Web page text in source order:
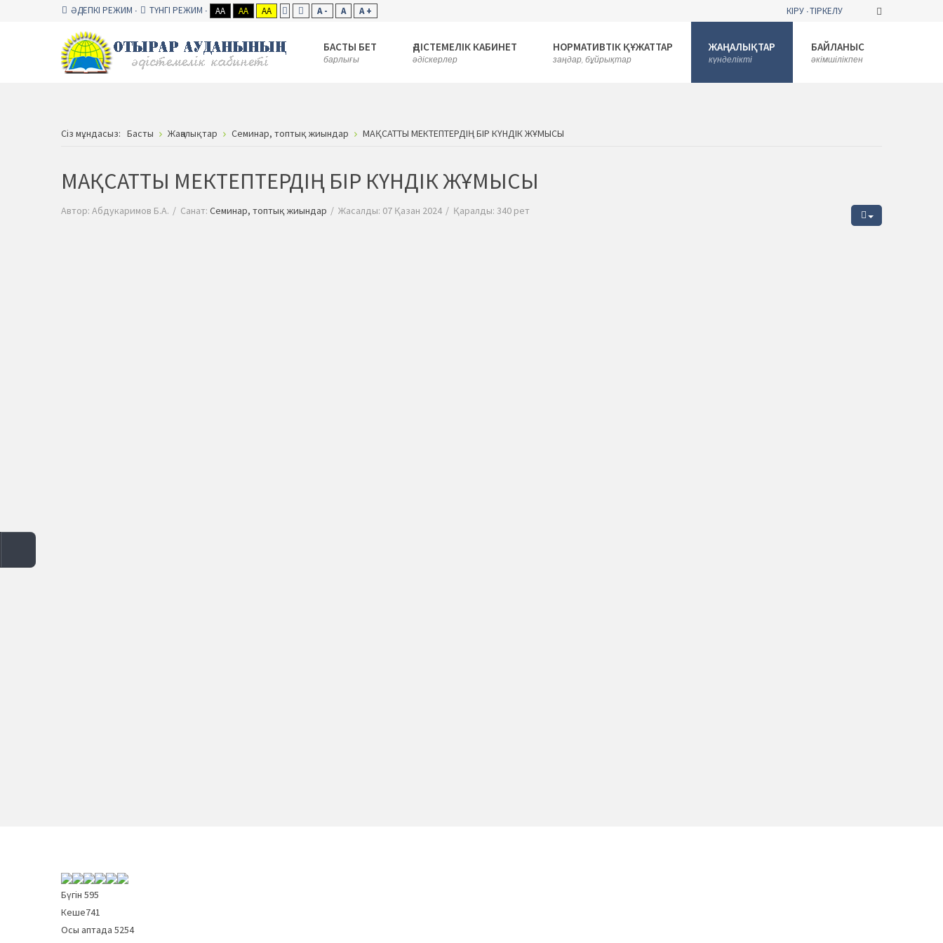
ӘДЕПКІ РЕЖИМ ТҮНГІ РЕЖИМ AA AA AA A - A A + КІРУ ТІРКЕЛУ
БАСТЫ БЕТ
барлығы
ӘДІСТЕМЕЛІК КАБИНЕТ
әдіскерлер
НОРМАТИВТІК ҚҰЖАТТАР
заңдар, бұйрықтар
ЖАҢАЛЫҚТАР
күнделікті
БАЙЛАНЫС
әкімшілікпен
Сiз мұндасыз: Басты Жаңалықтар Семинар, топтық жиындар МАҚСАТТЫ МЕКТЕПТЕРДІҢ БІР КҮНДІК ЖҰМЫСЫ
МАҚСАТТЫ МЕКТЕПТЕРДІҢ БІР КҮНДІК ЖҰМЫСЫ
Автор: Абдукаримов Б.А. Санат: Семинар, топтық жиындар Жасалды: 07 Қазан 2024 Қаралды: 340 рет
Бүгін 595
Кеше741
Осы аптада 5254